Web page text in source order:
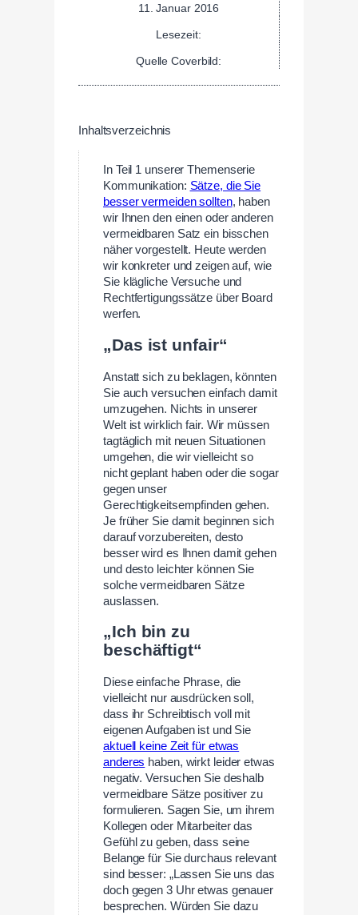
11. Januar 2016
Lesezeit:
Quelle Coverbild:
Inhaltsverzeichnis
In Teil 1 unserer Themenserie
Kommunikation: Sätze, die Sie
besser vermeiden sollten, haben
wir Ihnen den einen oder anderen
vermeidbaren Satz ein bisschen
näher vorgestellt. Heute werden
wir konkreter und zeigen auf, wie
Sie klägliche Versuche und
Rechtfertigungssätze über Board
werfen.
„Das ist unfair“
Anstatt sich zu beklagen, könnten
Sie auch versuchen einfach damit
umzugehen. Nichts in unserer
Welt ist wirklich fair. Wir müssen
tagtäglich mit neuen Situationen
umgehen, die wir vielleicht so
nicht geplant haben oder die sogar
gegen unser
Gerechtigkeitsempfinden gehen.
Je früher Sie damit beginnen sich
darauf vorzubereiten, desto
besser wird es Ihnen damit gehen
und desto leichter können Sie
solche vermeidbaren Sätze
auslassen.
„Ich bin zu
beschäftigt“
Diese einfache Phrase, die
vielleicht nur ausdrücken soll,
dass ihr Schreibtisch voll mit
eigenen Aufgaben ist und Sie
aktuell keine Zeit für etwas
anderes haben, wirkt leider etwas
negativ. Versuchen Sie deshalb
vermeidbare Sätze positiver zu
formulieren. Sagen Sie, um ihrem
Kollegen oder Mitarbeiter das
Gefühl zu geben, dass seine
Belange für Sie durchaus relevant
sind besser: „Lassen Sie uns das
doch gegen 3 Uhr etwas genauer
besprechen. Würden Sie dazu